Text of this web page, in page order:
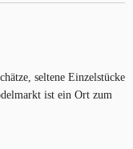
seltene Einzelstücke
ist ein Ort zum